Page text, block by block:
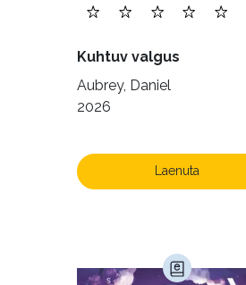
Kuhtuv valgus
Aubrey, Daniel
2026
Laenuta